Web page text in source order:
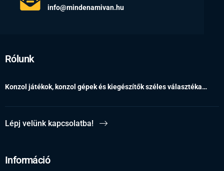
info@mindenamivan.hu
Rólunk
Konzol játékok, konzol gépek és kiegészítők széles választéka…
Lépj velünk kapcsolatba!
Információ